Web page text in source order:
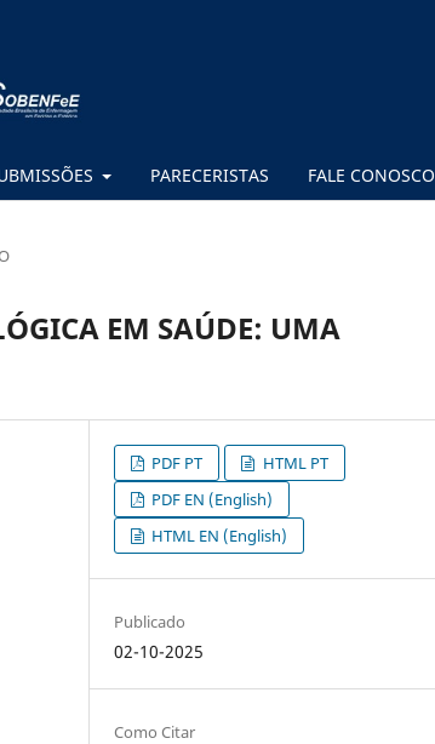
PARECERISTAS FALE CONOSCO
EM SAÚDE: UMA
PDF PT
HTML PT
PDF EN (English)
HTML EN (English)
Publicado
02-10-2025
Como Citar